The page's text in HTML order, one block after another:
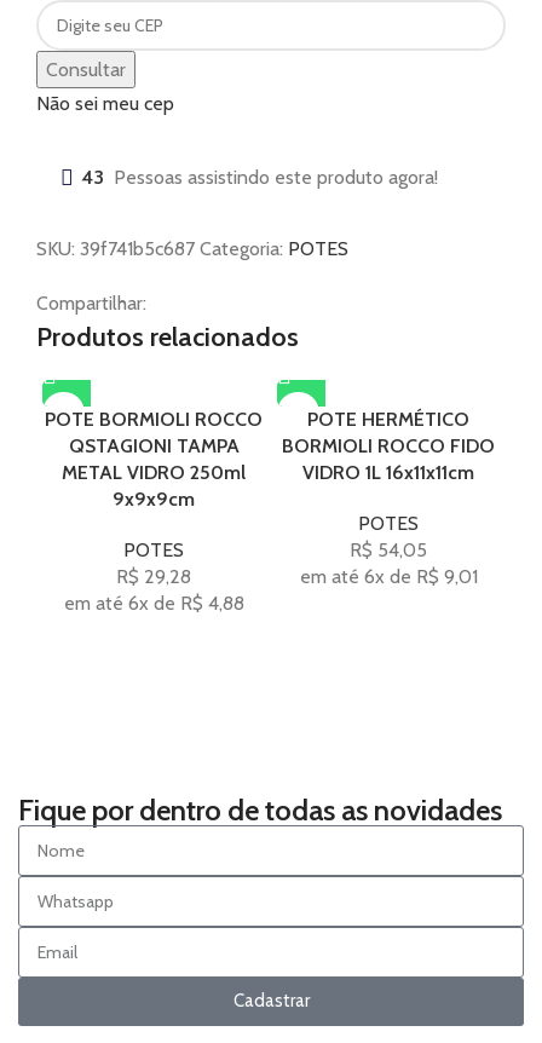
Consultar
Não sei meu cep
43 Pessoas assistindo este produto agora!
SKU: 39f741b5c687 Categoria: POTES
Compartilhar:
Produtos relacionados
POTE BORMIOLI ROCCO
QSTAGIONI TAMPA
METAL VIDRO 250ml
9x9x9cm
POTES
R$ 29,28
em até 6x de R$ 4,88
POTE HERMÉTICO
BORMIOLI ROCCO FIDO
VIDRO 1L 16x11x11cm
POTES
R$ 54,05
em até 6x de R$ 9,01
Fique por dentro de todas as novidades
Cadastrar